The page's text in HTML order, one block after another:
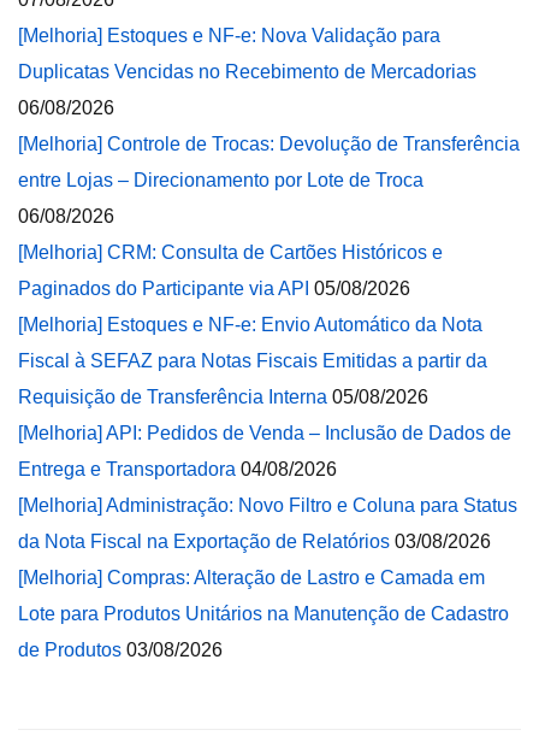
[Melhoria] Estoques e NF-e: Nova Validação para
Duplicatas Vencidas no Recebimento de Mercadorias
06/08/2026
[Melhoria] Controle de Trocas: Devolução de Transferência
entre Lojas – Direcionamento por Lote de Troca
06/08/2026
[Melhoria] CRM: Consulta de Cartões Históricos e
Paginados do Participante via API 05/08/2026
[Melhoria] Estoques e NF-e: Envio Automático da Nota
Fiscal à SEFAZ para Notas Fiscais Emitidas a partir da
Requisição de Transferência Interna 05/08/2026
[Melhoria] API: Pedidos de Venda – Inclusão de Dados de
Entrega e Transportadora 04/08/2026
[Melhoria] Administração: Novo Filtro e Coluna para Status
da Nota Fiscal na Exportação de Relatórios 03/08/2026
[Melhoria] Compras: Alteração de Lastro e Camada em
Lote para Produtos Unitários na Manutenção de Cadastro
de Produtos 03/08/2026